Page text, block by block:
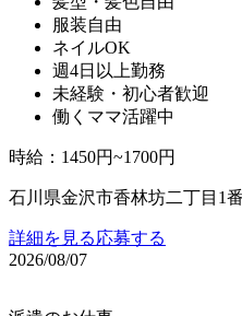
服装自由
ネイルOK
週4日以上勤務
未経験・初心者歓迎
働くママ活躍中
時給 ： 1450円~1700円
石川県金沢市香林坊二丁目1
詳細を見る応募する
2026/08/07